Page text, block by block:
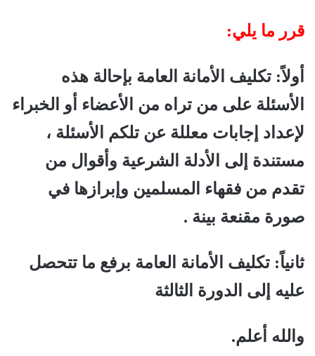
قرر ما يلي:
أولاً: تكليف الأمانة العامة بإحالة هذه
الأسئلة على من تراه من الأعضاء أو الخبراء
لإعداد إجابات معللة عن تلكم الأسئلة ،
مستندة إلى الأدلة الشرعية وأقوال من
تقدم من فقهاء المسلمين وإبرازها في
صورة مقنعة بينة .
ثانياً: تكليف الأمانة العامة برفع ما تتحصل
عليه إلى الدورة الثالثة
والله أعلم.